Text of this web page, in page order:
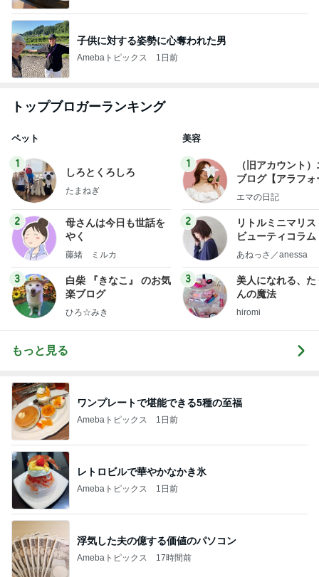
子供に対する姿勢に心奪われた男
Amebaトピックス 1日前
トップブロガーランキング
ペット
1
しろとくろしろ
たまねぎ
2
母さんは今日も世話を
やく
藤緒 ミルカ
3
白柴 『きなこ』 のお気
楽ブログ
ひろ☆みき
美容
1
（旧アカウント
ブログ【アラフォ
社売却セカンドラ
エマの日記
2
リトルミニマリス
ビューティコラ
little
あねっさ／anessa
3
美人になれる、た
んの魔法
hiromi
もっと見る
ワンプレートで堪能できる5種の至福
Amebaトピックス 1日前
レトロビルで華やかなかき氷
Amebaトピックス 1日前
浮気した夫の億する価値のパソコン
Amebaトピックス 17時間前